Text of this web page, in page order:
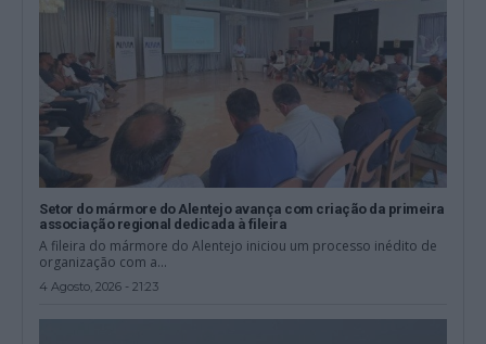
Setor do mármore do Alentejo avança com criação da primeira
associação regional dedicada à fileira
A fileira do mármore do Alentejo iniciou um processo inédito de
organização com a...
4 Agosto, 2026 - 21:23